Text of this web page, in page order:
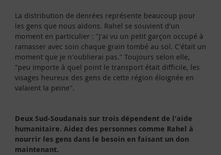
La distribution de denrées représente beaucoup pour
les gens que nous aidons. Rahel se souvient d’un
moment en particulier : "J'ai vu un petit garçon occupé à
ramasser avec soin chaque grain tombé au sol. C'était un
moment que je n'oublierai pas." Toujours selon elle,
"peu importe à quel point le transport était difficile, les
visages heureux des gens de cette région éloignée en
valaient la peine".
Deux Sud-Soudanais sur trois dépendent de l'aide
humanitaire. Aidez des personnes comme Rahel à
nourrir les gens dans le besoin en faisant un don
maintenant.